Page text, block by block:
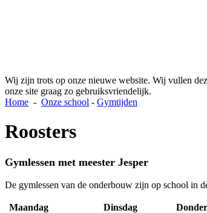
Wij zijn trots op onze nieuwe website. Wij vullen
onze site graag zo gebruiksvriendelijk.
Home - Onze school - Gymtijden
Roosters
Gymlessen met meester Jesper
De gymlessen van de onderbouw zijn op school in
Maandag Dinsdag